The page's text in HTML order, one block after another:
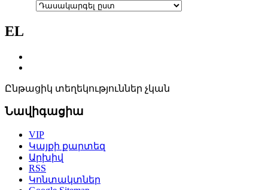
EL
Ընթացիկ տեղեկություններ չկան
Նավիգացիա
VIP
Կայքի քարտեզ
Արխիվ
RSS
Կոնտակտներ